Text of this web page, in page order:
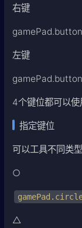
右键
左键
4个键位都可以
指定键位
可以工具不同类
○
△